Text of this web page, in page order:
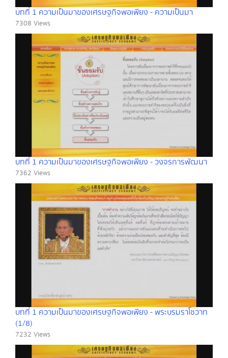
บทที่ 1 ความเป็นมาของเศรษฐกิจพอเพียง - ความเป็นมา
7308 Views
บทที่ 1 ความเป็นมาของเศรษฐกิจพอเพียง - วงจรการพัฒนา
7362 Views
บทที่ 1 ความเป็นมาของเศรษฐกิจพอเพียง - พระบรมราโชวาท
(1/8)
7232 Views